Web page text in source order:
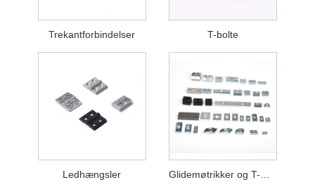
Trekantforbindelser T-bolte
Ledhængsler